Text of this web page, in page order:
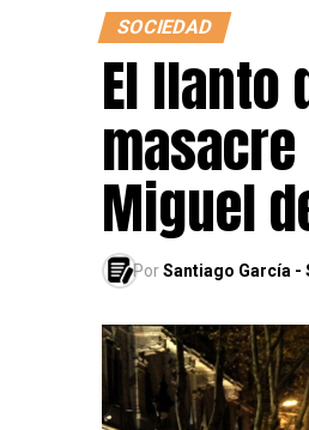
SOCIEDAD
El llanto
Miguel
PorSantiago García -